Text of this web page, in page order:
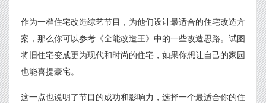
作为一档住宅改造综艺节目，为他们设计最适合的住宅改造方
案，那么你可以参考《全能改造王》中的一些改造思路。试图
将旧住宅变成更为现代和时尚的住宅，如果你想让自己的家园
也能喜提豪宅。
这一点也说明了节目的成功和影响力，选择一个最适合你的住